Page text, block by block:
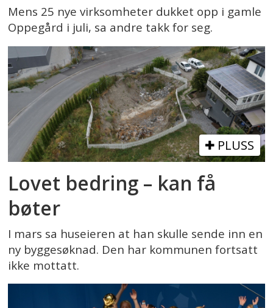
Mens 25 nye virksomheter dukket opp i gamle
Oppegård i juli, sa andre takk for seg.
PLUSS
Lovet bedring – kan få
bøter
I mars sa huseieren at han skulle sende inn en
ny byggesøknad. Den har kommunen fortsatt
ikke mottatt.